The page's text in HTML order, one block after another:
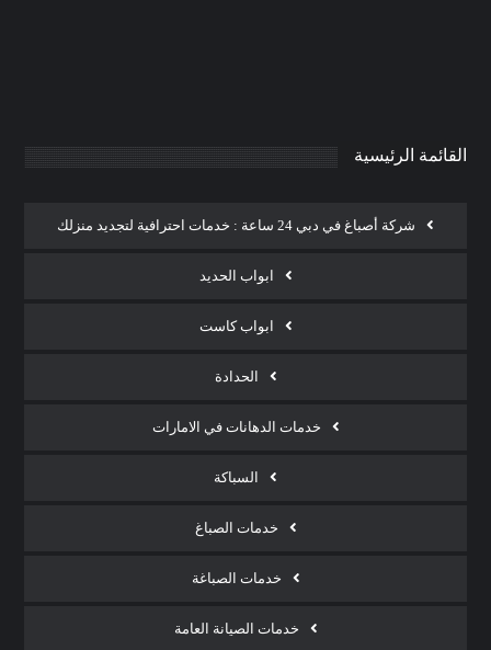
القائمة الرئيسية
شركة أصباغ في دبي 24 ساعة : خدمات احترافية لتجديد منزلك
ابواب الحديد
ابواب كاست
الحدادة
خدمات الدهانات في الامارات
السباكة
خدمات الصباغ
خدمات الصباغة
خدمات الصيانة العامة